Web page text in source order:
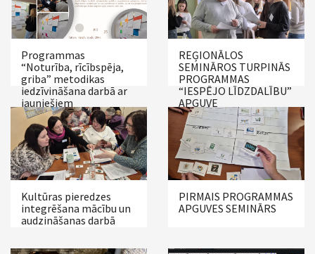
Programmas
“Noturība, rīcībspēja,
griba” metodikas
iedzīvināšana darbā ar
jauniešiem
REĢIONĀLOS
SEMINĀROS TURPINĀS
PROGRAMMAS
“IESPĒJO LĪDZDALĪBU”
APGUVE
Kultūras pieredzes
integrēšana mācību un
audzināšanas darbā
PIRMAIS PROGRAMMAS
APGUVES SEMINĀRS